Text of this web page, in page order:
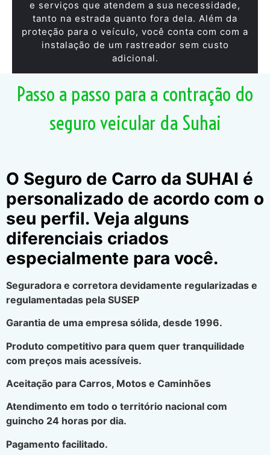
e serviços que atendem a sua necessidade,
tanto na estrada quanto fora dela. Além da
proteção para o veículo, você conta com com a
instalação de um rastreador sem custo
adicional.
Passo a passo para a contração do
seguro veicular da Suhai
O Seguro de Carro da SUHAI é
personalizado de acordo com o
seu perfil. Veja alguns
diferenciais criados
especialmente para você.
Seguradora e corretora devidamente regularizadas e
regulamentadas pela SUSEP
Garantia de uma empresa sólida, desde 1996.
Produto competitivo para quem quer tranquilidade
com preços mais acessíveis.
Aceitação para Carros, Motos e Caminhões
Atendimento em todo o território nacional com
guincho 24 horas por dia.
Pagamento facilitado.